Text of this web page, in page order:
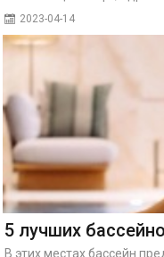
2023-04-14
5 лучших
В этих местах бассейн